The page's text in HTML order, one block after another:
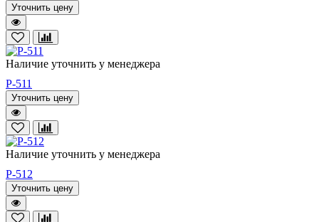
Уточнить цену
Наличие уточнить у менеджера
P-511
Уточнить цену
Наличие уточнить у менеджера
P-512
Уточнить цену